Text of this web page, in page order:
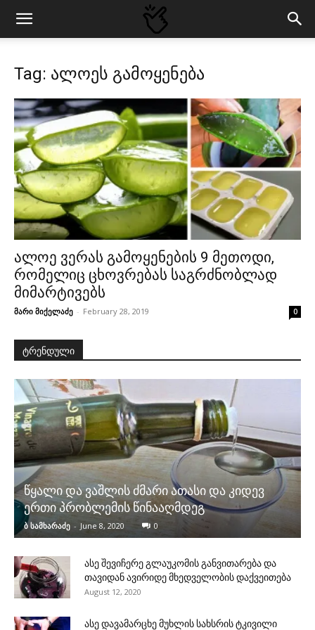
Tag: ალოეს გამოყენება
ალოე ვერას გამოყენების 9 მეთოდი,
რომელიც ცხოვრებას საგრძნობლად
მიმარტივებს
მარი მიქელაძე - February 28, 2019 0
ტრენდული
წყალი და ვაშლის ძმარი ათასი და კიდევ
ერთი პრობლემის წინააღმდეგ
ბ სამხარაძე - June 8, 2020 0
ასე შევიჩერე გლაუკომის განვითარება და
თავიდან ავირიდე მხედველობის დაქვეითება
August 12, 2020
ასე დავამარცხე მუხლის სახსრის ტკივილი